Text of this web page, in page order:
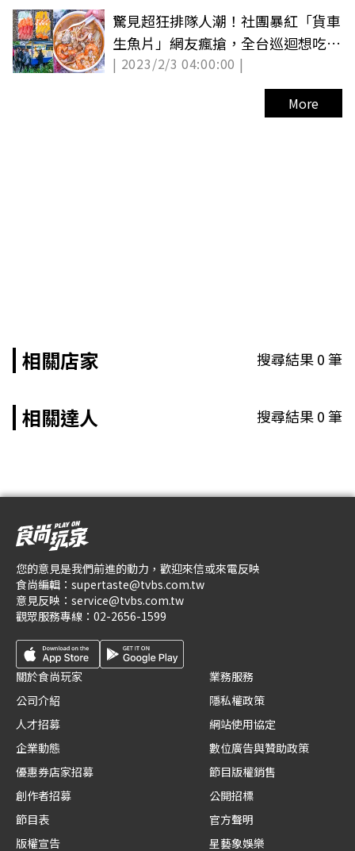
驚見超狂排隊人潮！社團暴紅「貨車
生魚片」網友瘋搶，全台巡迴想吃看
運氣
| 2023/2/3 04:00:00 |
More
相關店家 搜尋結果0筆
相關達人 搜尋結果0筆
您的意見是我們前進的動力，歡迎來信或來電反映
食尚編輯： supertaste@tvbs.com.tw
意見反映： service@tvbs.com.tw
觀眾服務專線： 02-2656-1599
關於食尚玩家
公司介紹
人才招募
企業動態
優惠券店家招募
創作者招募
節目表
版權宣告
業務服務
隱私權政策
網站使用協定
數位廣告與贊助政策
節目版權銷售
公開招標
官方聲明
星藝象娛樂